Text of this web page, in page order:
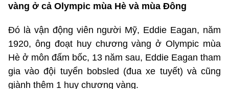
vàng ở cả Olympic mùa Hè và mùa Đông
Đó là vận động viên người Mỹ, Eddie Eagan, năm
1920, ông đoạt huy chương vàng ở Olympic mùa
Hè ở môn đấm bốc, 13 năm sau, Eddie Eagan tham
gia vào đội tuyển bobsled (đua xe tuyết) và cũng
giành thêm 1 huy chương vàng.